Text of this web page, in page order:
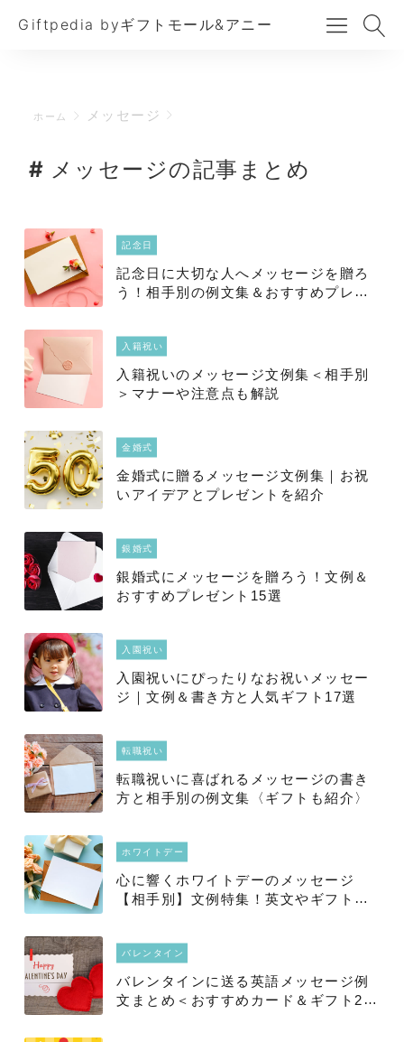
Giftpedia byギフトモール&アニー
ホーム メッセージ
メッセージの記事まとめ
記念日
記念日に大切な人へメッセージを贈ろ
う！相手別の例文集＆おすすめプレゼ
入籍祝い
入籍祝いのメッセージ文例集＜相手別
＞マナーや注意点も解説
金婚式
金婚式に贈るメッセージ文例集｜お祝
いアイデアとプレゼントを紹介
銀婚式
銀婚式にメッセージを贈ろう！文例＆
おすすめプレゼント15選
入園祝い
入園祝いにぴったりなお祝いメッセー
ジ｜文例＆書き方と人気ギフト17選
転職祝い
転職祝いに喜ばれるメッセージの書き
方と相手別の例文集〈ギフトも紹介〉
ホワイトデー
心に響くホワイトデーのメッセージ
【相手別】文例特集！英文やギフトも
バレンタイン
バレンタインに送る英語メッセージ例
文まとめ＜おすすめカード＆ギフト21